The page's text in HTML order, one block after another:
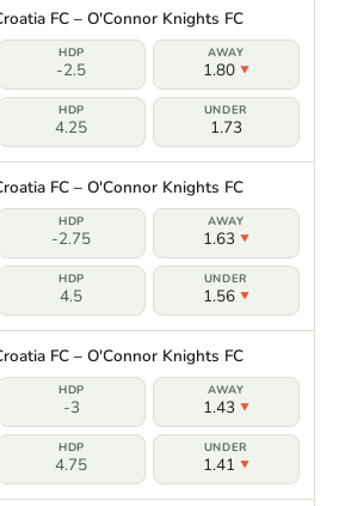
FC – O'Connor Knights FC
-2.5 1.80
4.25 1.73
FC – O'Connor Knights FC
-2.75 1.63
4.5 1.56
FC – O'Connor Knights FC
-3 1.43
4.75 1.41